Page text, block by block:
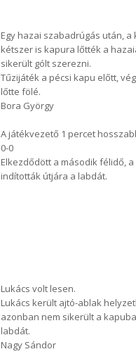
Egy hazai szabadrúgás után,
kétszer is kapura lőtték a
sikerült gólt szerezni.
Tűzijáték a pécsi kapu előtt,
lőtte fölé.
Bora György
A játékvezető 1 percet
0-0
Elkezdődött a második félidő,
indították útjára a labdát.
Lukács volt lesen.
Lukács került ajtó-ablak
azonban nem sikerült a
labdát.
Nagy Sándor